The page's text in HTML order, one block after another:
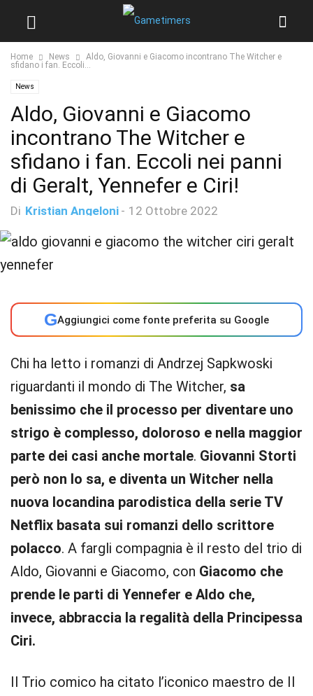
Home News
Aldo, Giovanni e Giacomo incontrano The Witcher e
sfidano i fan. Eccoli...
News
Aldo, Giovanni e Giacomo
incontrano The Witcher e
sfidano i fan. Eccoli nei panni
di Geralt, Yennefer e Ciri!
Di Kristian Angeloni - 12 Ottobre 2022
GAggiungici come fonte preferita su Google
Chi ha letto i romanzi di Andrzej Sapkwoski
riguardanti il mondo di The Witcher, sa
benissimo che il processo per diventare uno
strigo è complesso, doloroso e nella maggior
parte dei casi anche mortale. Giovanni Storti
però non lo sa, e diventa un Witcher nella
nuova locandina parodistica della serie TV
Netflix basata sui romanzi dello scrittore
polacco. A fargli compagnia è il resto del trio di
Aldo, Giovanni e Giacomo, con Giacomo che
prende le parti di Yennefer e Aldo che,
invece, abbraccia la regalità della Principessa
Ciri.
Il Trio comico ha citato l’iconico maestro de Il